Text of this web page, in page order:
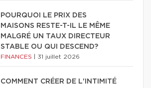
POURQUOI LE PRIX DES
MAISONS RESTE-T-IL LE MÊME
MALGRÉ UN TAUX DIRECTEUR
STABLE OU QUI DESCEND?
FINANCES 31 juillet 2026
COMMENT CRÉER DE L'INTIMITÉ